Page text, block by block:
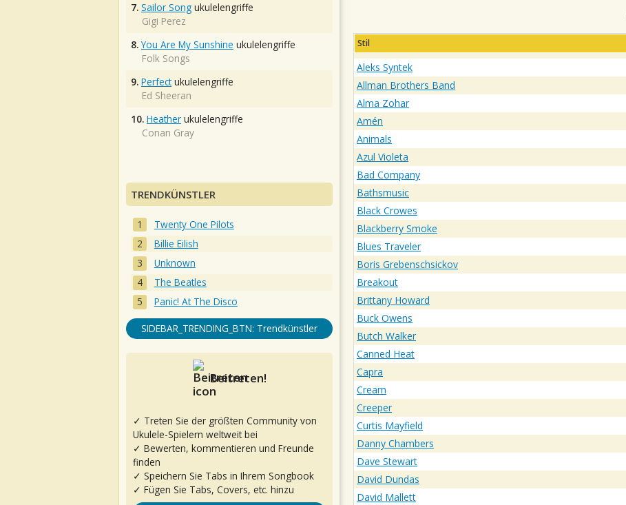
Stil
Aleks Syntek
Allman Brothers Band
Alma Zohar
Amén
Animals
Azul Violeta
Bad Company
Bathsmusic
Black Crowes
Blackberry Smoke
Blues Traveler
Boris Grebenschsickov
Breakout
Brittany Howard
Buck Owens
Butch Walker
Canned Heat
Capra
Cream
Creeper
Curtis Mayfield
Danny Chambers
Dave Stewart
David Dundas
David Mallett
7. Sailor Song ukulelengriffe
Gigi Perez
8. You Are My Sunshine ukulelengriffe
Folk Songs
9. Perfectukulelengriffe
Ed Sheeran
10. Heather ukulelengriffe
Conan Gray
TRENDKÜNSTLER
Twenty One Pilots
Billie Eilish
Unknown
The Beatles
Panic! At The Disco
SIDEBAR_TRENDING_BTN: Trendkünstler
Beitreten!
✓ Treten Sie der größten Community von
Ukulele-Spielern weltweit bei
✓ Bewerten, kommentieren und Freunde
finden
✓ Speichern Sie Tabs in Ihrem Songbook
✓ Fügen Sie Tabs, Covers, etc. hinzu